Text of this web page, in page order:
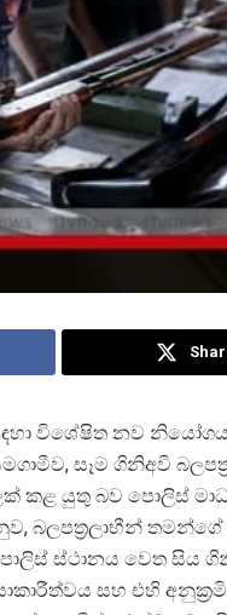
විශේෂිත නව
සෑම ගිනිඅවි
කළ යුතු බව පොලිස්
බලපත්රලාභීන්
ස්ථානය වෙත සිය
සහ එහි අනුක්